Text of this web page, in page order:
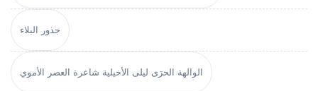
جذور البلاء
الوالهة الحرَى ليلى الأخيلية شاعرة العصر الأموي